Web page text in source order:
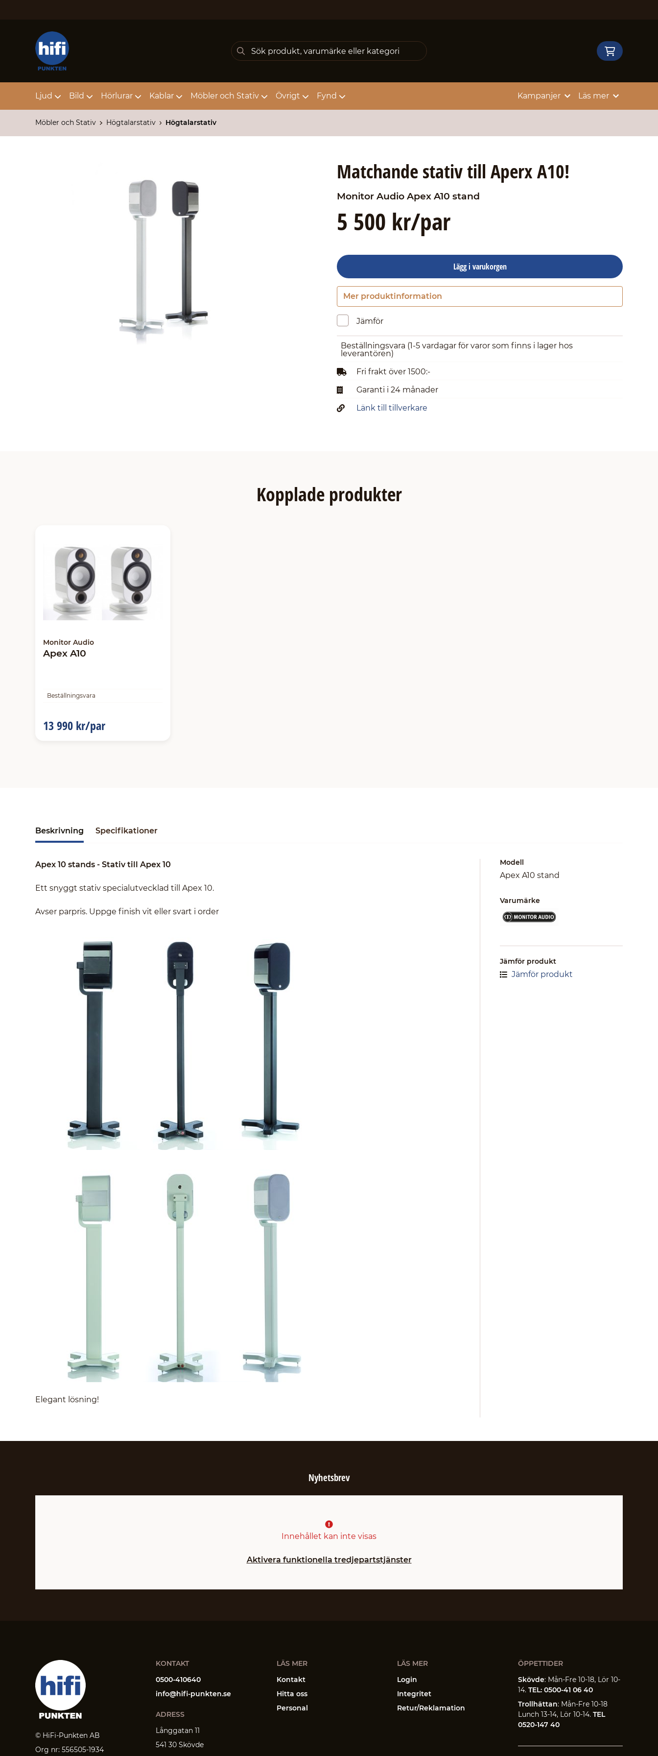
Ljud Bild Hörlurar Kablar Möbler och Stativ Övrigt Fynd Kampanjer Läs mer
Möbler och Stativ Högtalarstativ Högtalarstativ
Matchande stativ till Aperx A10!
Monitor Audio Apex A10 stand
5 500 kr/par
Lägg i varukorgen
Mer produktinformation
Jämför
Beställningsvara (1-5 vardagar för varor som finns i lager hos
leverantören)
Fri frakt över 1500:-
Garanti i 24 månader
Länk till tillverkare
Kopplade produkter
Monitor Audio
Apex A10
Beställningsvara
13 990 kr/par
Beskrivning Specifikationer
Apex 10 stands - Stativ till Apex 10
Ett snyggt stativ specialutvecklad till Apex 10.
Avser parpris. Uppge finish vit eller svart i order
Elegant lösning!
Modell
Apex A10 stand
Varumärke
Jämför produkt
Jämför produkt
Nyhetsbrev
Innehållet kan inte visas
Aktivera funktionella tredjepartstjänster
© HiFi-Punkten AB
Org nr: 556505-1934
KONTAKT
0500-410640
info@hifi-punkten.se
ADRESS
Långgatan 11
541 30 Skövde
LÄS MER
Kontakt
Hitta oss
Personal
LÄS MER
Login
Integritet
Retur/Reklamation
ÖPPETTIDER
Skövde: Mån-Fre 10-18, Lör 10-
14.TEL: 0500-41 06 40
Trollhättan: Mån-Fre 10-18
Lunch 13-14, Lör 10-14.TEL
0520-147 40